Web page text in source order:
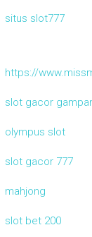
situs slot777
https://
slot gacor
olympus slot
slot gacor 777
mahjong
slot bet 200